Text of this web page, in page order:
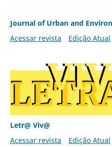
Journal of Urban and
Acessar revista
Edição Atual
Letr@ Viv@
Acessar revista
Edição Atual